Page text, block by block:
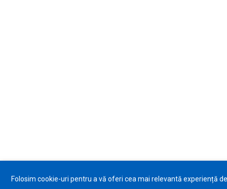
Folosim cookie-uri pentru a vă oferi cea mai relevantă experiență de